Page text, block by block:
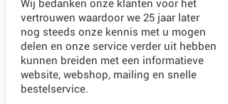
Wij bedanken onze klanten voor het
vertrouwen waardoor we 25 jaar later
nog steeds onze kennis met u mogen
delen en onze service verder uit hebben
kunnen breiden met een informatieve
website, webshop, mailing en snelle
bestelservice.